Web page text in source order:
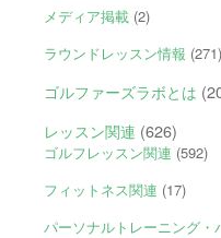
メディア掲載(2)
ラウンドレッスン情報 (271)
ゴルファーズラボとは
レッスン関連 (626)
ゴルフレッスン関連 (592)
フィットネス関連 (17)
パーソナルトレーニング